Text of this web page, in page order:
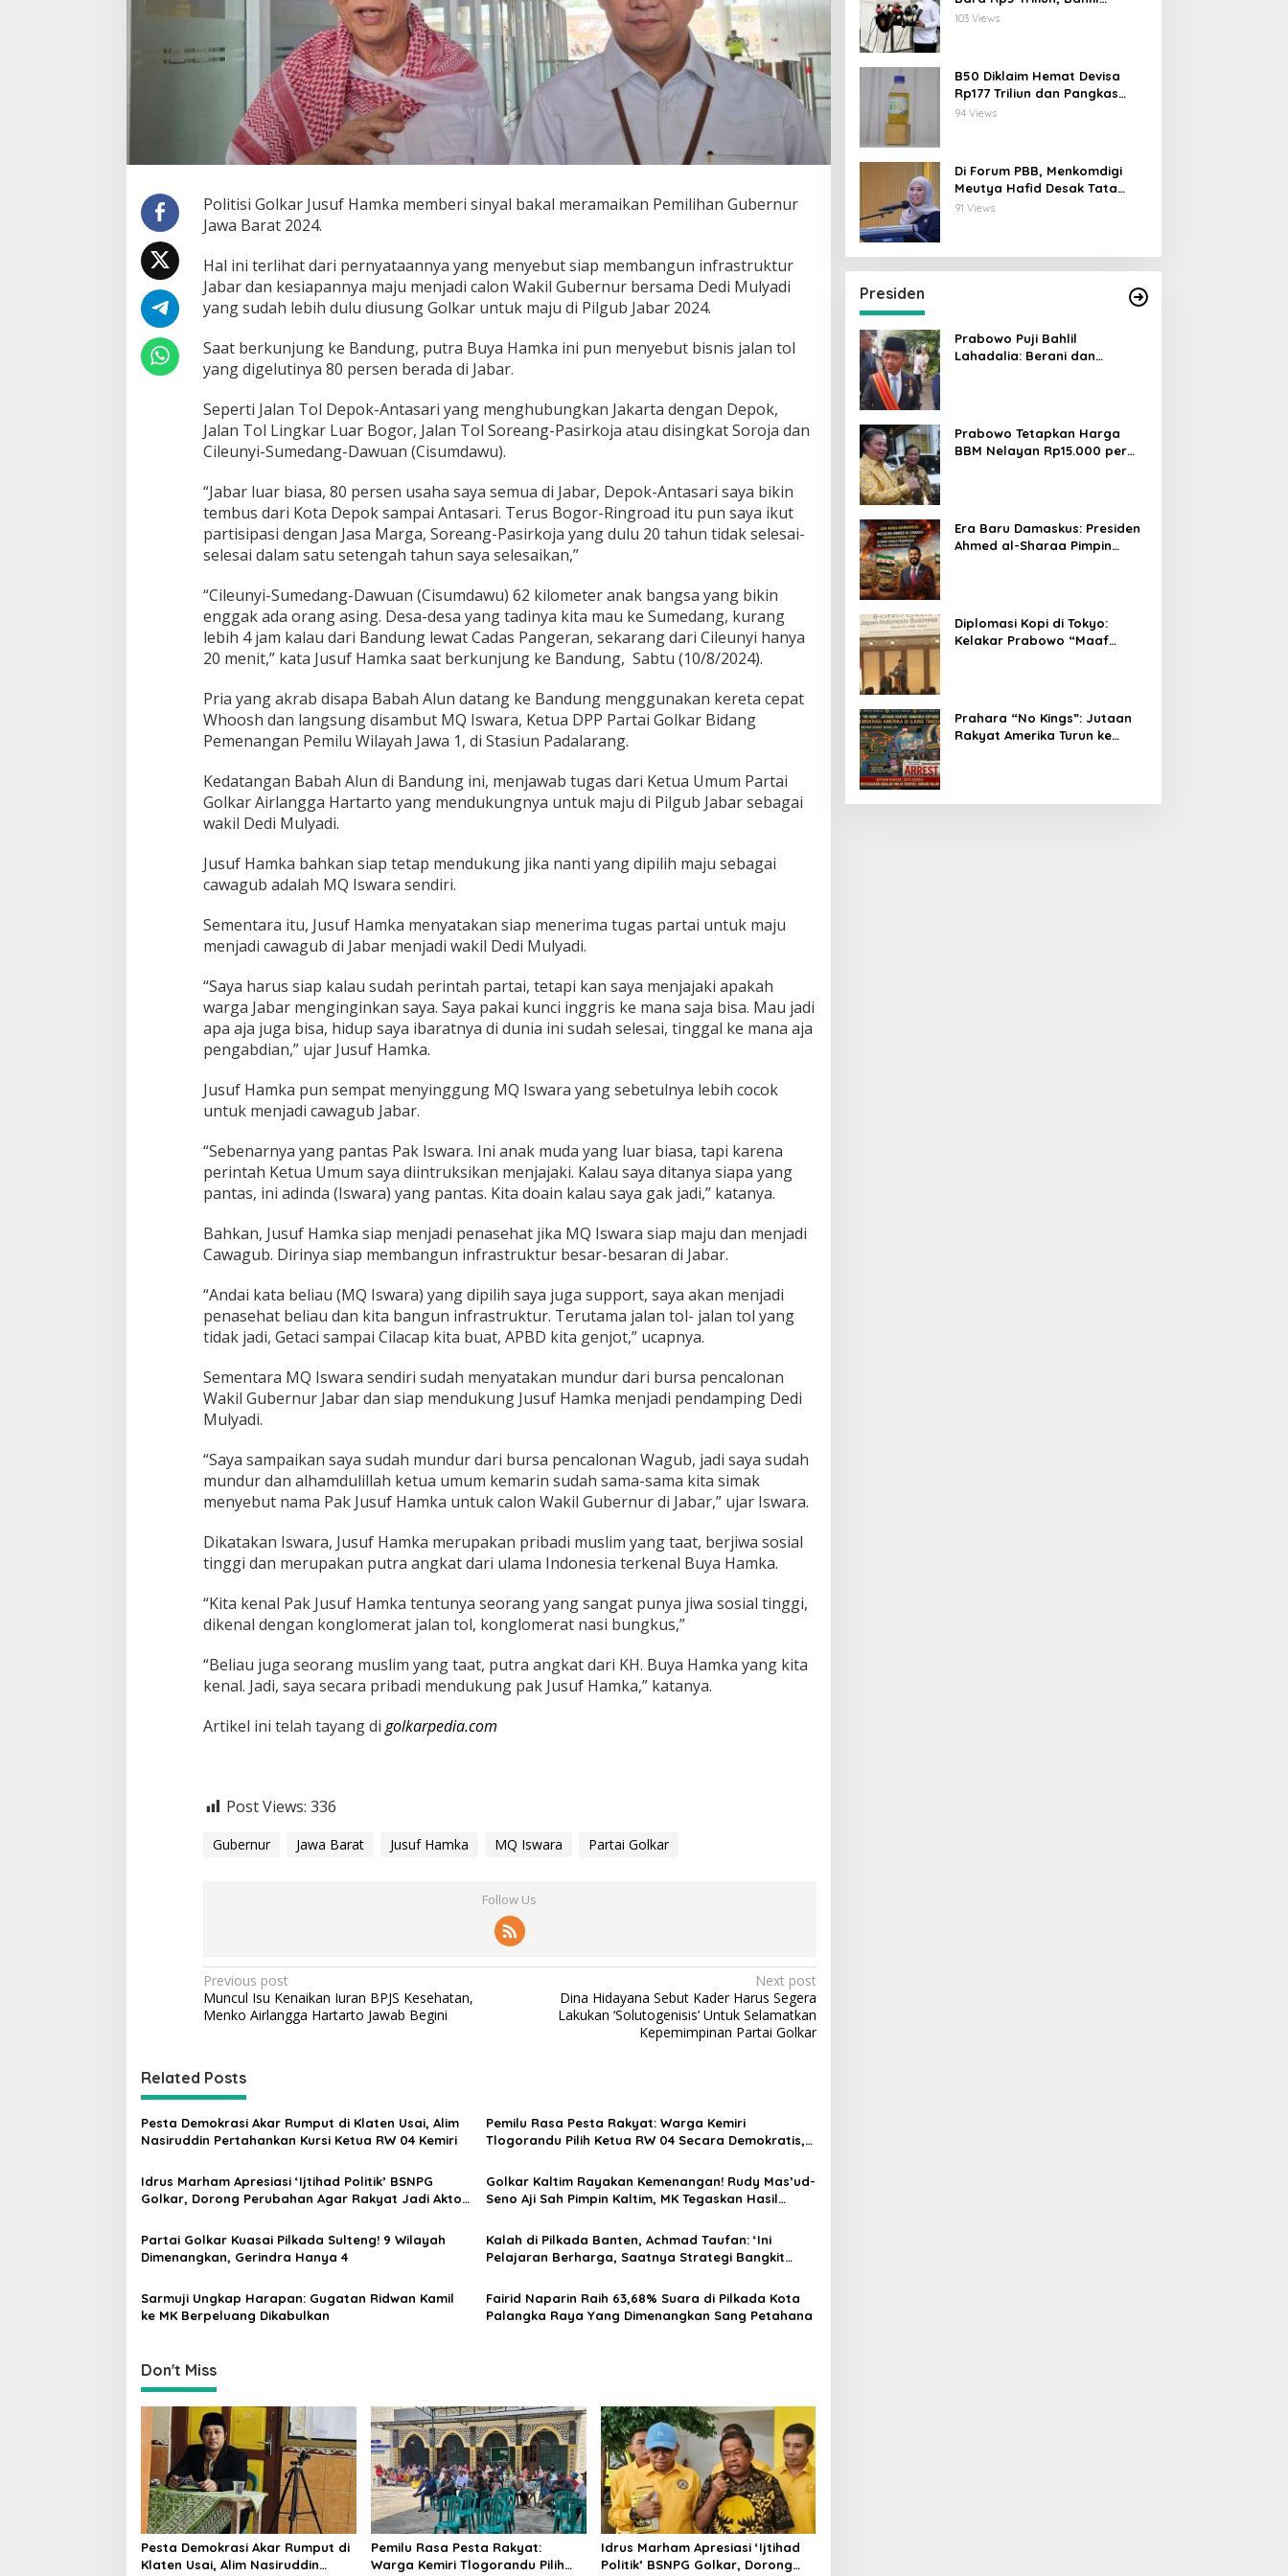
b
e
s
a
r
a
,
J
u
u
f
H
m
k
a
n
g
n
a
m
a
i
k
n
P
i
l
g
b
J
a
B
a
r
t
?
Politisi Golkar Jusuf Hamka memberi sinyal bakal meramaikan Pemilihan Gubernur
Jawa Barat 2024.
Hal ini terlihat dari pernyataannya yang menyebut siap membangun infrastruktur
Jabar dan kesiapannya maju menjadi calon Wakil Gubernur bersama Dedi Mulyadi
yang sudah lebih dulu diusung Golkar untuk maju di Pilgub Jabar 2024.
Saat berkunjung ke Bandung, putra Buya Hamka ini pun menyebut bisnis jalan tol
yang digelutinya 80 persen berada di Jabar.
Seperti Jalan Tol Depok-Antasari yang menghubungkan Jakarta dengan Depok,
Jalan Tol Lingkar Luar Bogor, Jalan Tol Soreang-Pasirkoja atau disingkat Soroja dan
Cileunyi-Sumedang-Dawuan (Cisumdawu).
“Jabar luar biasa, 80 persen usaha saya semua di Jabar, Depok-Antasari saya bikin
tembus dari Kota Depok sampai Antasari. Terus Bogor-Ringroad itu pun saya ikut
partisipasi dengan Jasa Marga, Soreang-Pasirkoja yang dulu 20 tahun tidak selesai-
selesai dalam satu setengah tahun saya selesaikan,”
“Cileunyi-Sumedang-Dawuan (Cisumdawu) 62 kilometer anak bangsa yang bikin
enggak ada orang asing. Desa-desa yang tadinya kita mau ke Sumedang, kurang
lebih 4 jam kalau dari Bandung lewat Cadas Pangeran, sekarang dari Cileunyi hanya
20 menit,” kata Jusuf Hamka saat berkunjung ke Bandung, Sabtu (10/8/2024).
Pria yang akrab disapa Babah Alun datang ke Bandung menggunakan kereta cepat
Whoosh dan langsung disambut MQ Iswara, Ketua DPP Partai Golkar Bidang
Pemenangan Pemilu Wilayah Jawa 1, di Stasiun Padalarang.
Kedatangan Babah Alun di Bandung ini, menjawab tugas dari Ketua Umum Partai
Golkar Airlangga Hartarto yang mendukungnya untuk maju di Pilgub Jabar sebagai
wakil Dedi Mulyadi.
Jusuf Hamka bahkan siap tetap mendukung jika nanti yang dipilih maju sebagai
cawagub adalah MQ Iswara sendiri.
Sementara itu, Jusuf Hamka menyatakan siap menerima tugas partai untuk maju
menjadi cawagub di Jabar menjadi wakil Dedi Mulyadi.
“Saya harus siap kalau sudah perintah partai, tetapi kan saya menjajaki apakah
warga Jabar menginginkan saya. Saya pakai kunci inggris ke mana saja bisa. Mau jadi
apa aja juga bisa, hidup saya ibaratnya di dunia ini sudah selesai, tinggal ke mana aja
pengabdian,” ujar Jusuf Hamka.
Jusuf Hamka pun sempat menyinggung MQ Iswara yang sebetulnya lebih cocok
untuk menjadi cawagub Jabar.
“Sebenarnya yang pantas Pak Iswara. Ini anak muda yang luar biasa, tapi karena
perintah Ketua Umum saya diintruksikan menjajaki. Kalau saya ditanya siapa yang
pantas, ini adinda (Iswara) yang pantas. Kita doain kalau saya gak jadi,” katanya.
Bahkan, Jusuf Hamka siap menjadi penasehat jika MQ Iswara siap maju dan menjadi
Cawagub. Dirinya siap membangun infrastruktur besar-besaran di Jabar.
“Andai kata beliau (MQ Iswara) yang dipilih saya juga support, saya akan menjadi
penasehat beliau dan kita bangun infrastruktur. Terutama jalan tol- jalan tol yang
tidak jadi, Getaci sampai Cilacap kita buat, APBD kita genjot,” ucapnya.
Sementara MQ Iswara sendiri sudah menyatakan mundur dari bursa pencalonan
Wakil Gubernur Jabar dan siap mendukung Jusuf Hamka menjadi pendamping Dedi
Mulyadi.
“Saya sampaikan saya sudah mundur dari bursa pencalonan Wagub, jadi saya sudah
mundur dan alhamdulillah ketua umum kemarin sudah sama-sama kita simak
menyebut nama Pak Jusuf Hamka untuk calon Wakil Gubernur di Jabar,” ujar Iswara.
Dikatakan Iswara, Jusuf Hamka merupakan pribadi muslim yang taat, berjiwa sosial
tinggi dan merupakan putra angkat dari ulama Indonesia terkenal Buya Hamka.
“Kita kenal Pak Jusuf Hamka tentunya seorang yang sangat punya jiwa sosial tinggi,
dikenal dengan konglomerat jalan tol, konglomerat nasi bungkus,”
“Beliau juga seorang muslim yang taat, putra angkat dari KH. Buya Hamka yang kita
kenal. Jadi, saya secara pribadi mendukung pak Jusuf Hamka,” katanya.
Artikel ini telah tayang di golkarpedia.com
Post Views: 336
Gubernur Jawa Barat Jusuf Hamka MQ Iswara Partai Golkar
Follow Us
P
o
t
n
a
v
i
g
a
t
o
Previous post
Muncul Isu Kenaikan Iuran BPJS Kesehatan,
Menko Airlangga Hartarto Jawab Begini
Next post
Dina Hidayana Sebut Kader Harus Segera
Lakukan ‘Solutogenisis’ Untuk Selamatkan
Kepemimpinan Partai Golkar
Related Posts
Pesta Demokrasi Akar Rumput di Klaten Usai, Alim
Nasiruddin Pertahankan Kursi Ketua RW 04 Kemiri
Pemilu Rasa Pesta Rakyat: Warga Kemiri
Tlogorandu Pilih Ketua RW 04 Secara Demokratis,
Idrus Marham Apresiasi ‘Ijtihad Politik’ BSNPG
Golkar, Dorong Perubahan Agar Rakyat Jadi Aktor
Golkar Kaltim Rayakan Kemenangan! Rudy Mas’ud-
Seno Aji Sah Pimpin Kaltim, MK Tegaskan Hasil
Partai Golkar Kuasai Pilkada Sulteng! 9 Wilayah
Dimenangkan, Gerindra Hanya 4
Kalah di Pilkada Banten, Achmad Taufan: ‘Ini
Pelajaran Berharga, Saatnya Strategi Bangkit
Sarmuji Ungkap Harapan: Gugatan Ridwan Kamil
ke MK Berpeluang Dikabulkan
Fairid Naparin Raih 63,68% Suara di Pilkada Kota
Palangka Raya Yang Dimenangkan Sang Petahana
Don't Miss
Pesta Demokrasi Akar Rumput di
Klaten Usai, Alim Nasiruddin
Pemilu Rasa Pesta Rakyat:
Warga Kemiri Tlogorandu Pilih
Idrus Marham Apresiasi ‘Ijtihad
Politik’ BSNPG Golkar, Dorong
Lahadalia: ESDM Siap Berikan
103 Views
B50 Diklaim Hemat Devisa
Rp177 Triliun dan Pangkas
Emisi 44 Juta Ton CO₂
94 Views
Di Forum PBB, Menkomdigi
Meutya Hafid Desak Tata
Kelola AI Global Utamakan
91 Views
Presiden
Prabowo Puji Bahlil
Lahadalia: Berani dan
Prabowo Tetapkan Harga
BBM Nelayan Rp15.000 per
Era Baru Damaskus: Presiden
Ahmed al-Sharaa Pimpin
Diplomasi Kopi di Tokyo:
Kelakar Prabowo “Maaf
Prahara “No Kings”: Jutaan
Rakyat Amerika Turun ke